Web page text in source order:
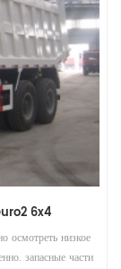
6x4
осмотреть низкое
запасные части